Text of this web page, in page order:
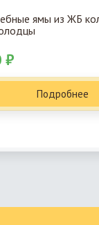
ямы из ЖБ
₽
Подробнее